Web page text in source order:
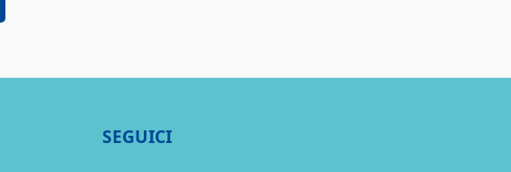
SEGUICI